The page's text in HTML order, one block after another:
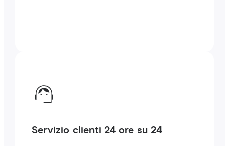
Servizio clienti 24 ore su 24